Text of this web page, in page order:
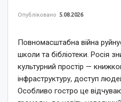
Опубліковано 5.08.2026
Повномасштабна війна
школи та бібліотеки. Росія
культурний простір —
інфраструктуру, доступ
Особливо гостро це